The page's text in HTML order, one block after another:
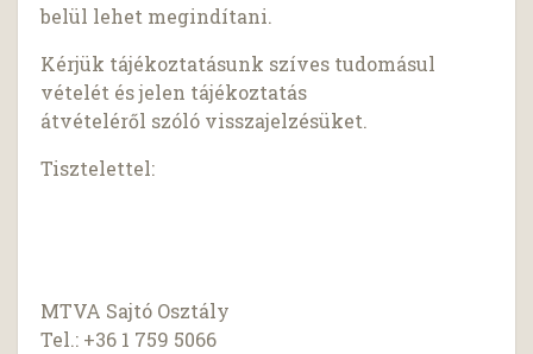
belül lehet megindítani.
Kérjük tájékoztatásunk szíves tudomásul
vételét és jelen tájékoztatás
átvételéről szóló visszajelzésüket.
Tisztelettel:
MTVA Sajtó Osztály
Tel.: +36 1 759 5066